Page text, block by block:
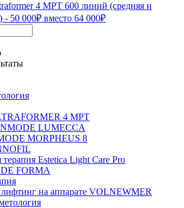
4 MPT 600 линий (средняя и
- 50 000₽ вместо 64 000₽
4 MРТ
LUMECCA
MORPHEUS 8
Estetica Light Care Pro
FORMA
на аппарате VOLNEWMER